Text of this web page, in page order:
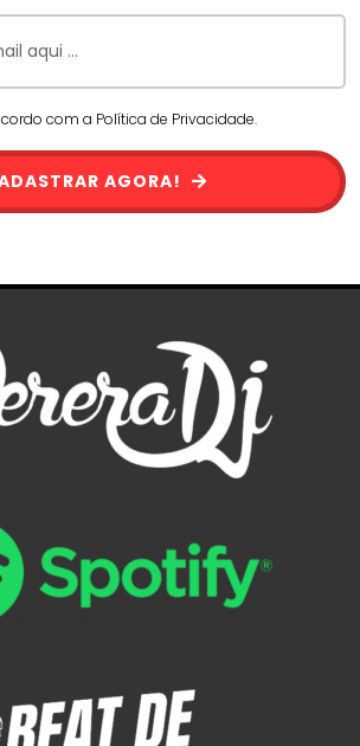
com a Política de Privacidade.
AGORA!